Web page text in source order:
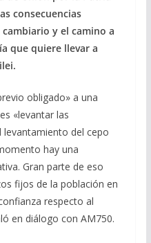
l p
ar
ti
consecuencias
y el camino a
que quiere llevar a
obligado» a una
«levantar las
levantamiento del cepo
hay una
Gran parte de eso
fijos de la población en
respecto al
en diálogo con AM750.